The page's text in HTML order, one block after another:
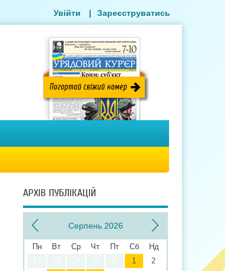
Увійти | Зареєструватись
АРХІВ ПУБЛІКАЦІЙ
Серпень 2026
Пн Вт Ср Чт Пт Сб
Нд
1
2